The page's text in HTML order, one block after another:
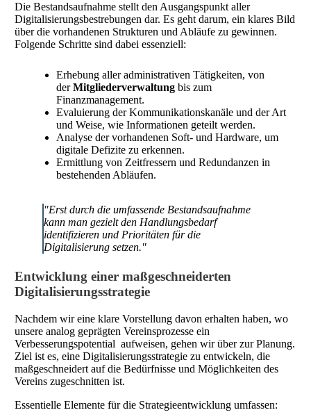
Die Bestandsaufnahme stellt den Ausgangspunkt aller
Digitalisierungsbestrebungen dar. Es geht darum, ein klares Bild
über die vorhandenen Strukturen und Abläufe zu gewinnen.
Folgende Schritte sind dabei essenziell:
Erhebung aller administrativen Tätigkeiten, von
derMitgliederverwaltung bis zum
Finanzmanagement.
Evaluierung der Kommunikationskanäle und der Art
und Weise, wie Informationen geteilt werden.
Analyse der vorhandenen Soft- und Hardware, um
digitale Defizite zu erkennen.
Ermittlung von Zeitfressern und Redundanzen in
bestehenden Abläufen.
"Erst durch die umfassende Bestandsaufnahme
kann man gezielt den Handlungsbedarf
identifizieren und Prioritäten für die
Digitalisierung setzen."
Entwicklung einer maßgeschneiderten
Digitalisierungsstrategie
Nachdem wir eine klare Vorstellung davon erhalten haben, wo
unsere analog geprägten Vereinsprozesse ein
Verbesserungspotential aufweisen, gehen wir über zur Planung.
Ziel ist es, eine Digitalisierungsstrategie zu entwickeln, die
maßgeschneidert auf die Bedürfnisse und Möglichkeiten des
Vereins zugeschnitten ist.
Essentielle Elemente für die Strategieentwicklung umfassen: